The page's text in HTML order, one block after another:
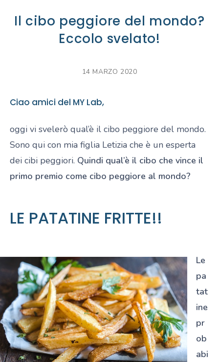
Il cibo peggiore del mondo?
Eccolo svelato!
14 MARZO 2020
Ciao amici del MY Lab,
oggi vi svelerò qual’è il cibo peggiore del mondo.
Sono qui con mia figlia Letizia che è un esperta
dei cibi peggiori. Quindi qual’è il cibo che vince il
primo premio come cibo peggiore al mondo?
LE PATATINE FRITTE!!
Le
pa
tat
ine
pr
ob
abi